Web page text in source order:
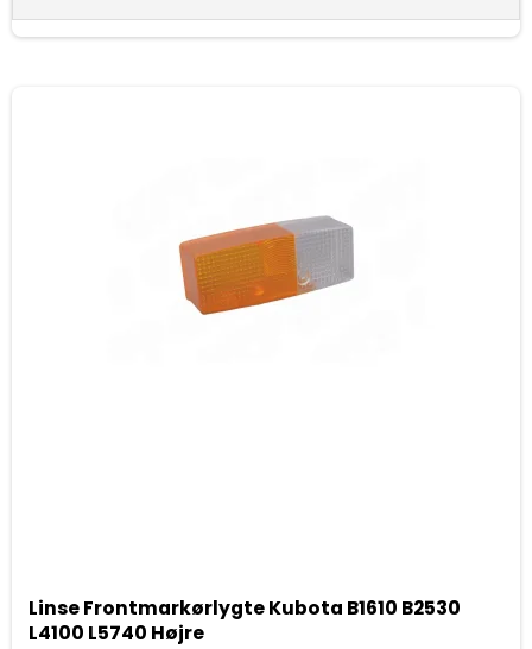
Linse Frontmarkørlygte Kubota B1610 B2530
L4100 L5740 Højre